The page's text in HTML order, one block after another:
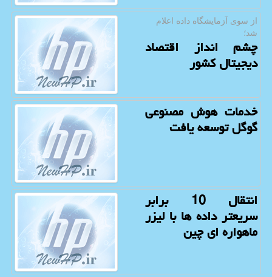
از سوی آزمایشگاه داده اعلام
شد؛
چشم انداز اقتصاد
دیجیتال کشور
خدمات هوش مصنوعی
گوگل توسعه یافت
انتقال 10 برابر
سریعتر داده ها با لیزر
ماهواره ای چین